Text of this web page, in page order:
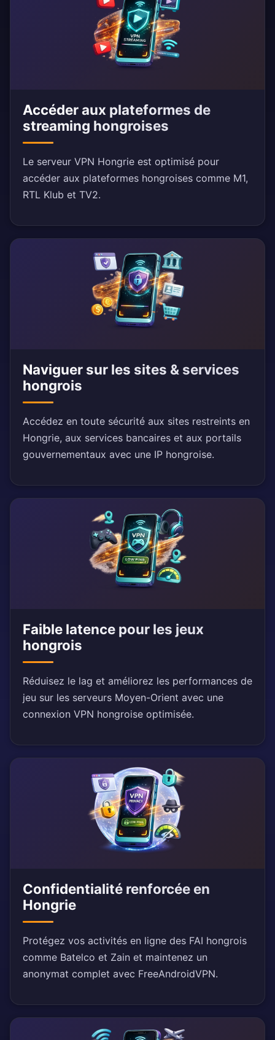
Accéder aux plateformes de
streaming hongroises
Le serveur VPN Hongrie est optimisé pour
accéder aux plateformes hongroises comme M1,
RTL Klub et TV2.
Naviguer sur les sites & services
hongrois
Accédez en toute sécurité aux sites restreints en
Hongrie, aux services bancaires et aux portails
gouvernementaux avec une IP hongroise.
Faible latence pour les jeux
hongrois
Réduisez le lag et améliorez les performances de
jeu sur les serveurs Moyen-Orient avec une
connexion VPN hongroise optimisée.
Confidentialité renforcée en
Hongrie
Protégez vos activités en ligne des FAI hongrois
comme Batelco et Zain et maintenez un
anonymat complet avec FreeAndroidVPN.